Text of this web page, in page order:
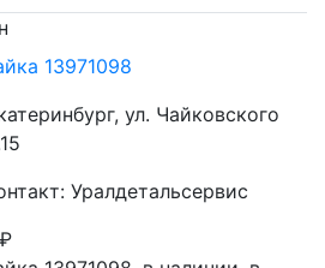
13971098
ул. Чайковского
Уралдетальсервис
₽